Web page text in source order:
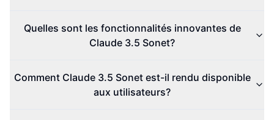
Quelles sont les fonctionnalités innovantes de
Claude 3.5 Sonet?
Comment Claude 3.5 Sonet est-il rendu disponible
aux utilisateurs?